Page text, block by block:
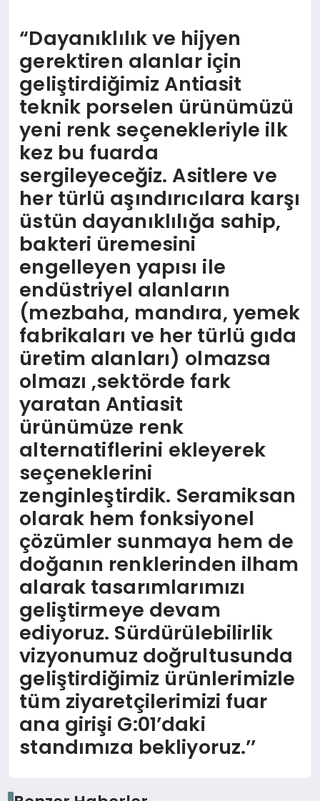
“Dayanıklılık ve hijyen
gerektiren alanlar için
geliştirdiğimiz Antiasit
teknik porselen ürünümüzü
yeni renk seçenekleriyle ilk
kez bu fuarda
sergileyeceğiz. Asitlere ve
her türlü aşındırıcılara karşı
üstün dayanıklılığa sahip,
bakteri üremesini
engelleyen yapısı ile
endüstriyel alanların
(mezbaha, mandıra, yemek
fabrikaları ve her türlü gıda
üretim alanları) olmazsa
olmazı ,sektörde fark
yaratan Antiasit
ürünümüze renk
alternatiflerini ekleyerek
seçeneklerini
zenginleştirdik. Seramiksan
olarak hem fonksiyonel
çözümler sunmaya hem de
doğanın renklerinden ilham
alarak tasarımlarımızı
geliştirmeye devam
ediyoruz. Sürdürülebilirlik
vizyonumuz doğrultusunda
geliştirdiğimiz ürünlerimizle
tüm ziyaretçilerimizi fuar
ana girişi G:01’daki
standımıza bekliyoruz.’’